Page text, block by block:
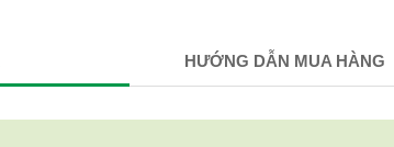
HƯỚNG DẪN MUA HÀNG